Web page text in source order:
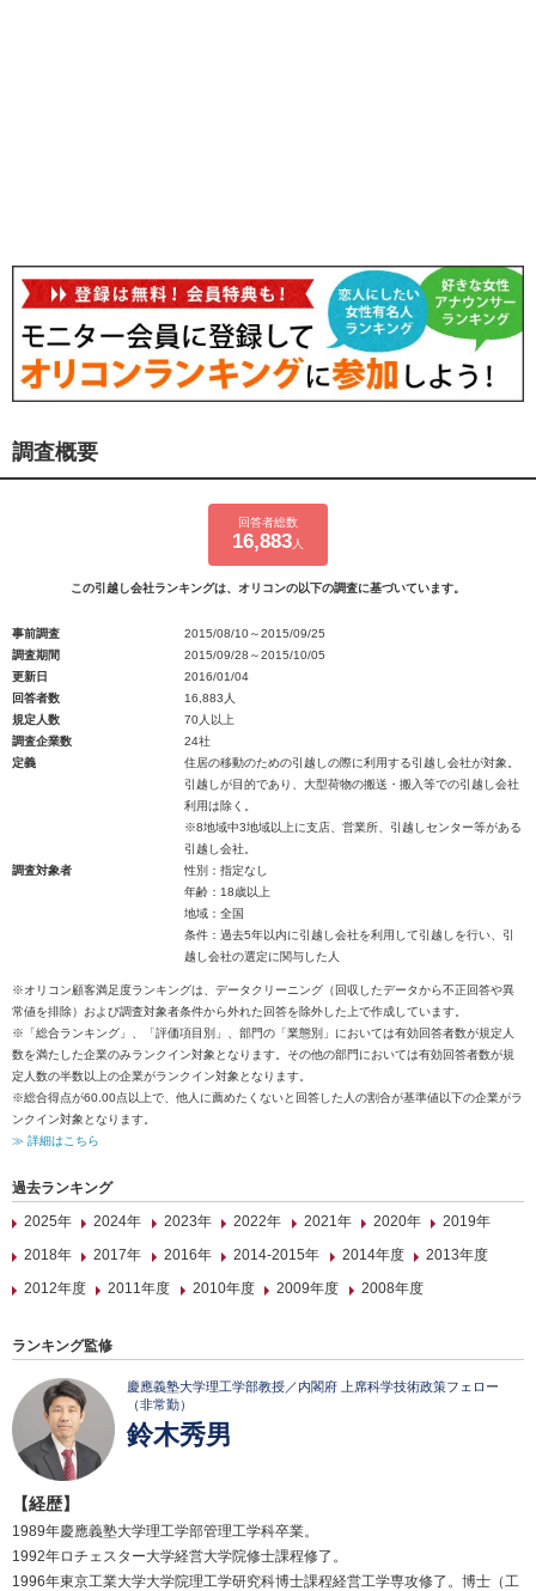
調査概要
回答者総数
16,883 人
この引越し会社ランキングは、オリコンの以下の調査に基づいています。
事前調査
2015/08/10～2015/09/25
調査期間
2015/09/28～2015/10/05
更新日
2016/01/04
回答者数
16,883人
規定人数
70人以上
調査企業数
24社
定義
住居の移動のための引越しの際に利用する引越し会社が対象。
引越しが目的であり、大型荷物の搬送・搬入等での引越し会社
利用は除く。
※8地域中3地域以上に支店、営業所、引越しセンター等がある
引越し会社。
調査対象者
性別：指定なし
年齢：18歳以上
地域：全国
条件：過去5年以内に引越し会社を利用して引越しを行い、引
越し会社の選定に関与した人
※オリコン顧客満足度ランキングは、データクリーニング（回収したデータから不正回答や異
常値を排除）および調査対象者条件から外れた回答を除外した上で作成しています。
※「総合ランキング」、「評価項目別」、部門の「業態別」においては有効回答者数が規定人
数を満たした企業のみランクイン対象となります。その他の部門においては有効回答者数が規
定人数の半数以上の企業がランクイン対象となります。
※総合得点が60.00点以上で、他人に薦めたくないと回答した人の割合が基準値以下の企業がラ
ンクイン対象となります。
≫ 詳細はこちら
過去ランキング
2025年
2024年 2023年 2022年 2021年 2020年
2019年
2018年
2017年 2016年 2014-2015年 2014年度
2013年度
2012年度
2011年度 2010年度 2009年度 2008年度
ランキング監修
慶應義塾大学理工学部教授／内閣府 上席科学技術政策フェロー
（非常勤）
鈴木秀男
【経歴】
1989年慶應義塾大学理工学部管理工学科卒業。
1992年ロチェスター大学経営大学院修士課程修了。
1996年東京工業大学大学院理工学研究科博士課程経営工学専攻修了。博士（工